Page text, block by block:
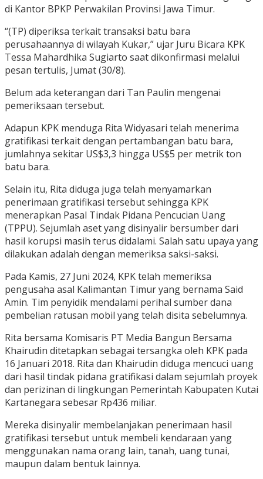
di Kantor BPKP Perwakilan Provinsi Jawa Timur.
“(TP) diperiksa terkait transaksi batu bara
perusahaannya di wilayah Kukar,” ujar Juru Bicara KPK
Tessa Mahardhika Sugiarto saat dikonfirmasi melalui
pesan tertulis, Jumat (30/8).
Belum ada keterangan dari Tan Paulin mengenai
pemeriksaan tersebut.
Adapun KPK menduga Rita Widyasari telah menerima
gratifikasi terkait dengan pertambangan batu bara,
jumlahnya sekitar US$3,3 hingga US$5 per metrik ton
batu bara.
Selain itu, Rita diduga juga telah menyamarkan
penerimaan gratifikasi tersebut sehingga KPK
menerapkan Pasal Tindak Pidana Pencucian Uang
(TPPU). Sejumlah aset yang disinyalir bersumber dari
hasil korupsi masih terus didalami. Salah satu upaya yang
dilakukan adalah dengan memeriksa saksi-saksi.
Pada Kamis, 27 Juni 2024, KPK telah memeriksa
pengusaha asal Kalimantan Timur yang bernama Said
Amin. Tim penyidik mendalami perihal sumber dana
pembelian ratusan mobil yang telah disita sebelumnya.
Rita bersama Komisaris PT Media Bangun Bersama
Khairudin ditetapkan sebagai tersangka oleh KPK pada
16 Januari 2018. Rita dan Khairudin diduga mencuci uang
dari hasil tindak pidana gratifikasi dalam sejumlah proyek
dan perizinan di lingkungan Pemerintah Kabupaten Kutai
Kartanegara sebesar Rp436 miliar.
Mereka disinyalir membelanjakan penerimaan hasil
gratifikasi tersebut untuk membeli kendaraan yang
menggunakan nama orang lain, tanah, uang tunai,
maupun dalam bentuk lainnya.